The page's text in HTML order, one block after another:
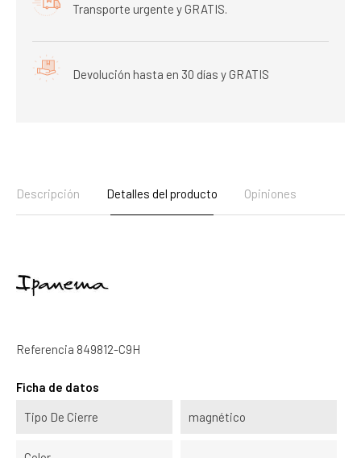
Transporte urgente y GRATIS.
Devolución hasta en 30 días y GRATIS
Descripción Detalles del producto Opiniones
Referencia 849812-C9H
Ficha de datos
Tipo De Cierre magnético